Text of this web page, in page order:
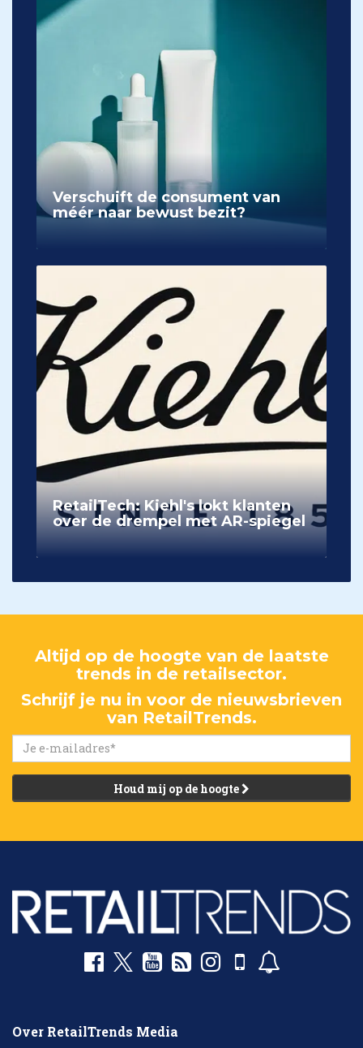
Verschuift de consument van
méér naar bewust bezit?
RetailTech: Kiehl's lokt klanten
over de drempel met AR-spiegel
Altijd op de hoogte van de laatste
trends in de retailsector.
Schrijf je nu in voor de nieuwsbrieven
van RetailTrends.
Houd mij op de hoogte
Over RetailTrends Media